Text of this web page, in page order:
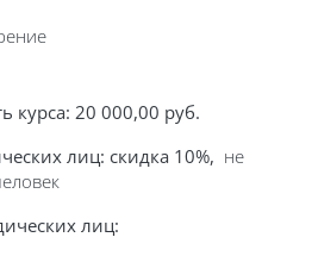
курса: 20 000,00 руб.
лиц: скидка 10%, не
лиц: